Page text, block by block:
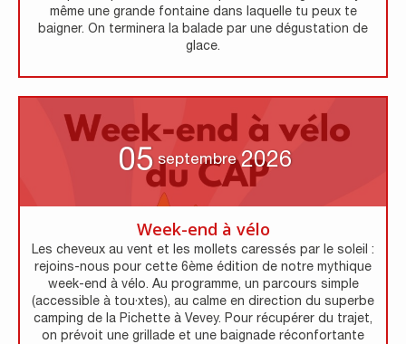
même une grande fontaine dans laquelle tu peux te
baigner. On terminera la balade par une dégustation de
glace.
05 septembre 2026
Week-end à vélo
Les cheveux au vent et les mollets caressés par le soleil :
rejoins-nous pour cette 6ème édition de notre mythique
week-end à vélo. Au programme, un parcours simple
(accessible à tou·xtes), au calme en direction du superbe
camping de la Pichette à Vevey. Pour récupérer du trajet,
on prévoit une grillade et une baignade réconfortante